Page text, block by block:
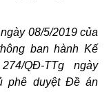
08/5/2019 của
ban hành Kế
QĐ-TTg ngày
phê duyệt Đề án